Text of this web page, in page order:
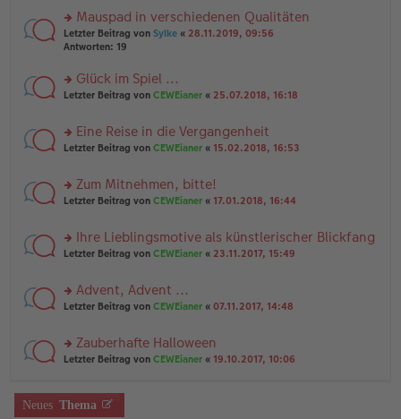
a
g
e
n
er
tr
a
n
g
el
e
n
ei
tr
rs
te
n
g
es
e
n
B
ei
tr
g
Mauspad in verschiedenen Qualitäten
Letzter Beitrag von Sylke « 28.11.2019, 09:56
Antworten: 19
rs
u
n
es
e
B
ei
g
Glück im Spiel ...
Letzter Beitrag von CEWEianer « 25.07.2018, 16:18
rs
u
n
es
e
B
ei
g
Eine Reise in die Vergangenheit
Letzter Beitrag von CEWEianer « 15.02.2018, 16:53
rs
u
n
es
e
B
ei
g
Zum Mitnehmen, bitte!
Letzter Beitrag von CEWEianer « 17.01.2018, 16:44
rs
u
n
es
e
B
ei
Ihre Lieblingsmotive als künstlerischer Blickfang
Letzter Beitrag von CEWEianer « 23.11.2017, 15:49
rs
u
n
es
e
Advent, Advent ...
Letzter Beitrag von CEWEianer « 07.11.2017, 14:48
rs
u
n
Zauberhafte Halloween
Letzter Beitrag von CEWEianer « 19.10.2017, 10:06
Neues Thema